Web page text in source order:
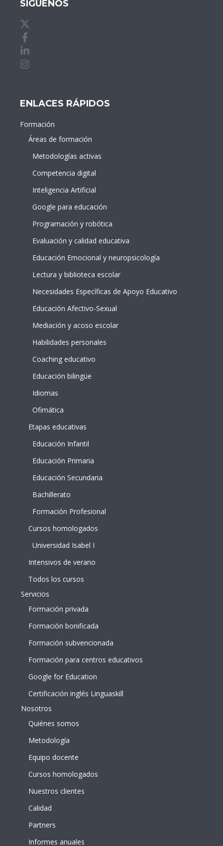
SÍGUENOS
ENLACES RÁPIDOS
Formación
Áreas de formación
Metodologías activas
Competencia digital
Inteligencia Artificial
Google para educación
Programación y robótica
Evaluación y calidad educativa
Educación Emocional y neuropsicología
Lectura y biblioteca escolar
Necesidades Específicas de Apoyo Educativo
Educación Afectivo-Sexual
Mediación y acoso escolar
Habilidades personales
Coaching educativo
Educación bilingüe
Idiomas
Ofimática
Etapas educativas
Educación Infantil
Educación Primaria
Educación Secundaria
Bachillerato
Formación Profesional
Cursos homologados
Universidad Isabel I
Intensivos de verano
Todos los cursos
Servicios
Formación privada
Formación bonificada
Formación subvencionada
Formación para centros educativos
Google for Education
Certificación inglés Linguaskill
Nosotros
Quiénes somos
Metodología
Equipo docente
Cursos homologados
Nuestros clientes
Calidad
Partners
Informes anuales